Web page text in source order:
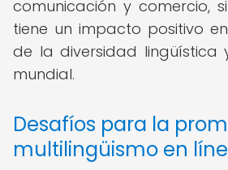
comunicación y comercio,
tiene un impacto positivo
de la diversidad lingüística
mundial.
Desafíos para la
multilingüismo en